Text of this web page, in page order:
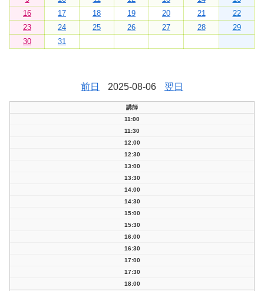
16
17 18 19 20 21
22
23
24 25 26 27 28
29
30
31
前日 2025-08-06 翌日
講師
11:00
11:30
12:00
12:30
13:00
13:30
14:00
14:30
15:00
15:30
16:00
16:30
17:00
17:30
18:00